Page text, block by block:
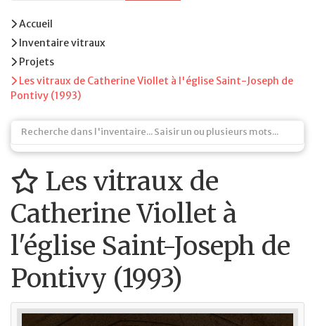
Accueil
Inventaire vitraux
Projets
Les vitraux de Catherine Viollet à l'église Saint-Joseph de
Pontivy (1993)
Les vitraux de
Catherine Viollet à
l'église Saint-Joseph de
Pontivy (1993)